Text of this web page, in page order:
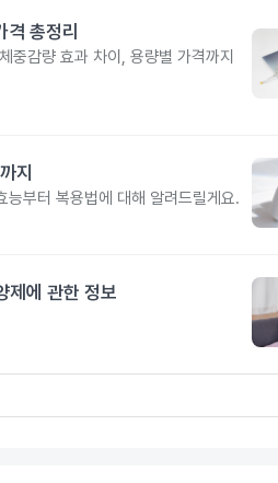
총정리
중감량 효과 차이, 용량별 가격까지
지
부터 복용법에 대해 알려드릴게요.
제에 관한 정보